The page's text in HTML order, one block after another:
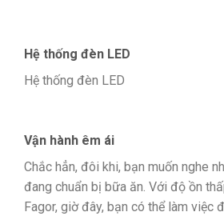
Hệ thống đèn LED
Hệ thống đèn LED
Vận hành êm ái
Chắc hẳn, đôi khi, bạn muốn nghe
đang chuẩn bị bữa ăn. Với độ ồn
Fagor, giờ đây, bạn có thể làm việc